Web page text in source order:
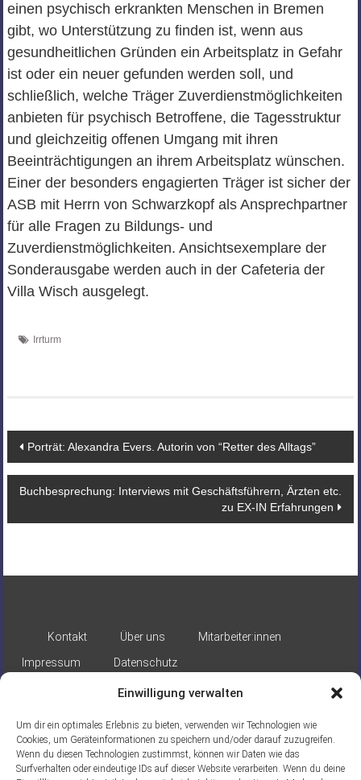
Einwilligung verwalten
Um dir ein optimales Erlebnis zu bieten, verwenden wir Technologien wie
Cookies, um Geräteinformationen zu speichern und/oder darauf zuzugreifen.
Wenn du diesen Technologien zustimmst, können wir Daten wie das
Surfverhalten oder eindeutige IDs auf dieser Website verarbeiten. Wenn du deine
einen psychisch erkrankten Menschen in Bremen
gibt, wo Unterstützung zu finden ist, wenn aus
gesundheitlichen Gründen ein Arbeitsplatz in Gefahr
ist oder ein neuer gefunden werden soll, und
schließlich, welche Träger Zuverdienstmöglichkeiten
anbieten für psychisch Betroffene, die Tagesstruktur
und gleichzeitig offenen Umgang mit ihren
Beeinträchtigungen an ihrem Arbeitsplatz wünschen.
Einer der besonders engagierten Träger ist sicher der
ASB mit Herrn von Schwarzkopf als Ansprechpartner
für alle Fragen zu Bildungs- und
Zuverdienstmöglichkeiten. Ansichtsexemplare der
Sonderausgabe werden auch in der Cafeteria der
Villa Wisch ausgelegt.
Irrturm
Beitragsnavigation
Porträt: Alexandra Evers. Autorin von “Retter des Alltags”
Buchbesprechung: Interviews mit Geschäftsführern, Ärzten etc.
zu EX-IN Erfahrungen
Kontakt Über uns
Mitarbeiter:innen
Impressum
Datenschutz